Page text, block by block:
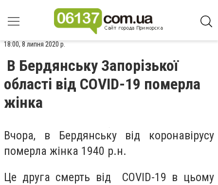
18:00, 8 липня 2020 р.
В Бердянську Запорізької
області від COVID-19 померла
жінка
Вчора, в Бердянську від коронавірусу
померла жінка 1940 р.н.
Це друга смерть від COVID-19 в цьому